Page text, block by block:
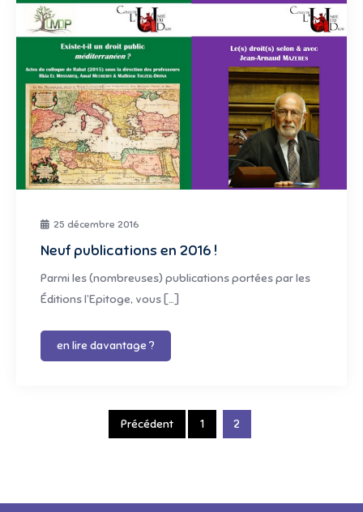
25 décembre 2016
Neuf publications en 2016 !
Parmi les (nombreuses) publications portées par les
Éditions l’Epitoge, vous […]
en lire davantage ?
Pagination
Précédent 1 2